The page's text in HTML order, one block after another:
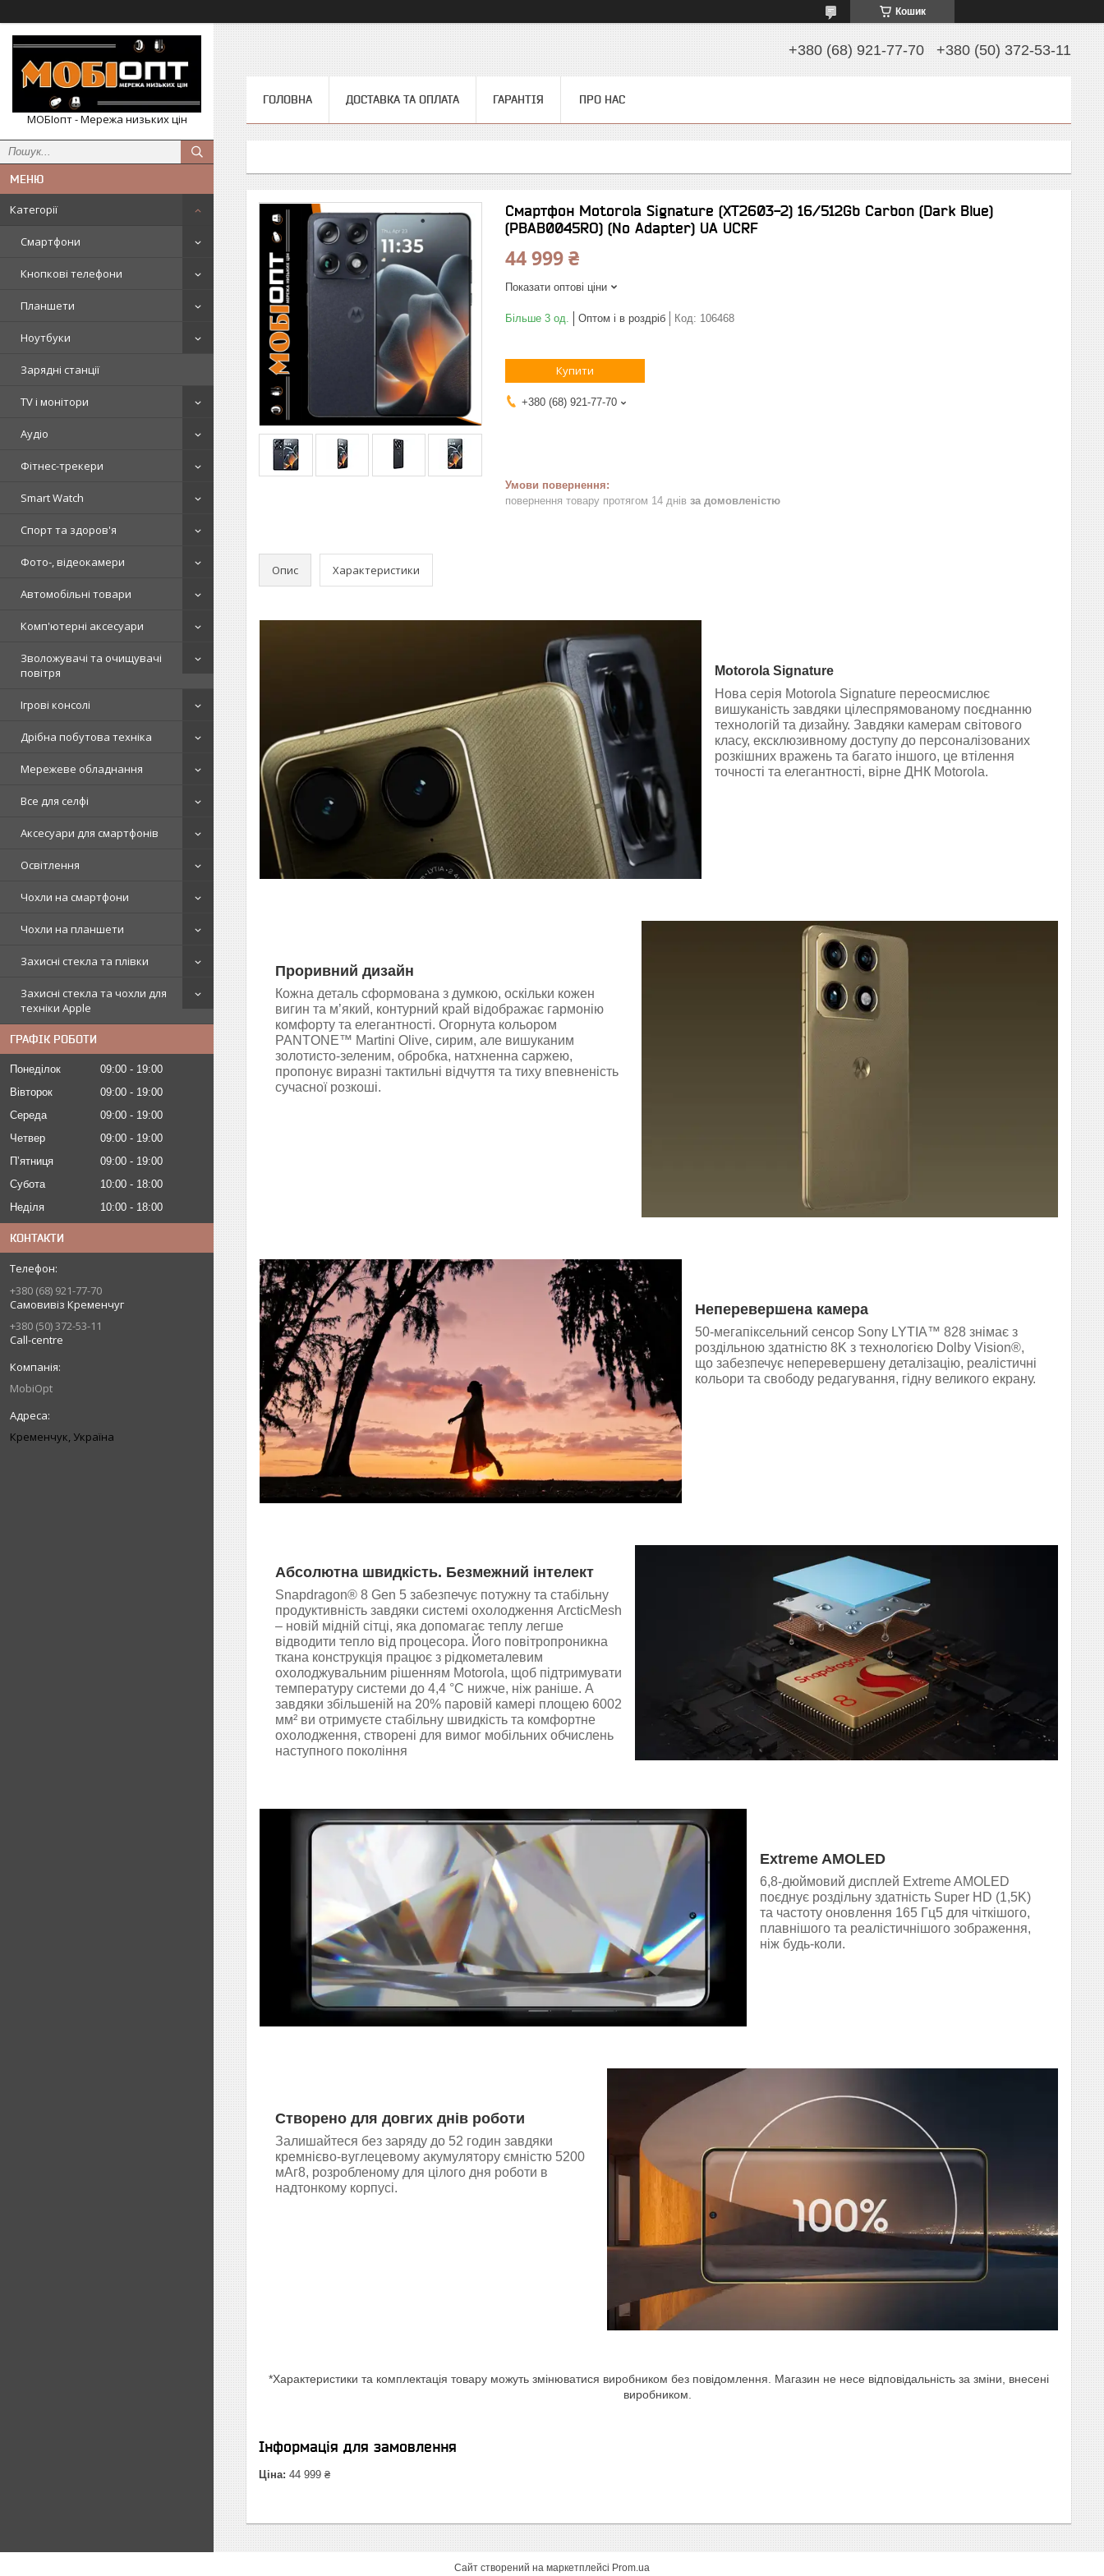
Кошик
МОБІопт - Мережа низьких цін
Категорії
Смартфони
Кнопкові телефони
Планшети
Ноутбуки
Зарядні станції
TV і монітори
Аудіо
Фітнес-трекери
Smart Watch
Спорт та здоров'я
Фото-, відеокамери
Автомобільні товари
Комп'ютерні аксесуари
Зволожувачі та очищувачі
повітря
Ігрові консолі
Дрібна побутова техніка
Мережеве обладнання
Все для селфі
Аксесуари для смартфонів
Освітлення
Чохли на смартфони
Чохли на планшети
Захисні стекла та плівки
Захисні стекла та чохли для
техніки Apple
ГРАФІК РОБОТИ
Понеділок 09:00
19:00
Вівторок
09:00
19:00
Середа
09:00
19:00
Четвер
09:00
19:00
Пʼятниця
09:00
19:00
Субота
10:00
18:00
Неділя
10:00 18:00
КОНТАКТИ
+380 (68) 921-77-70
Самовивіз Кременчуг
+380 (50) 372-53-11
Call-centre
MobiOpt
Кременчук, Україна
+380 (68) 921-77-70 +380 (50) 372-53-11
ГОЛОВНА ДОСТАВКА ТА ОПЛАТА ГАРАНТІЯ ПРО НАС
Смартфон Motorola Signature (XT2603-2) 16/512Gb Carbon (Dark Blue)
(PBAB0045RO) (No Adapter) UA UCRF
44 999 ₴
Показати оптові ціни
Більше 3 од. Оптом і в роздріб Код: 106468
Купити
+380 (68) 921-77-70
повернення товару протягом 14 днів за домовленістю
Опис Характеристики
Motorola Signature
Нова серія Motorola Signature переосмислює
вишуканість завдяки цілеспрямованому поєднанню
технологій та дизайну. Завдяки камерам світового
класу, ексклюзивному доступу до персоналізованих
розкішних вражень та багато іншого, це втілення
точності та елегантності, вірне ДНК Motorola.
Проривний дизайн
Кожна деталь сформована з думкою, оскільки кожен
вигин та м’який, контурний край відображає гармонію
комфорту та елегантності. Огорнута кольором
PANTONE™ Martini Olive, сирим, але вишуканим
золотисто-зеленим, обробка, натхненна саржею,
пропонує виразні тактильні відчуття та тиху впевненість
сучасної розкоші.
Неперевершена камера
50-мегапіксельний сенсор Sony LYTIA™ 828 знімає з
роздільною здатністю 8K з технологією Dolby Vision®,
що забезпечує неперевершену деталізацію, реалістичні
кольори та свободу редагування, гідну великого екрану.
Абсолютна швидкість. Безмежний інтелект
Snapdragon® 8 Gen 5 забезпечує потужну та стабільну
продуктивність завдяки системі охолодження ArcticMesh
– новій мідній сітці, яка допомагає теплу легше
відводити тепло від процесора. Його повітропроникна
ткана конструкція працює з рідкометалевим
охолоджувальним рішенням Motorola, щоб підтримувати
температуру системи до 4,4 °C нижче, ніж раніше. А
завдяки збільшеній на 20% паровій камері площею 6002
мм² ви отримуєте стабільну швидкість та комфортне
охолодження, створені для вимог мобільних обчислень
наступного покоління
Extreme AMOLED
6,8-дюймовий дисплей Extreme AMOLED
поєднує роздільну здатність Super HD (1,5K)
та частоту оновлення 165 Гц5 для чіткішого,
плавнішого та реалістичнішого зображення,
ніж будь-коли.
Створено для довгих днів роботи
Залишайтеся без заряду до 52 годин завдяки
кремнієво-вуглецевому акумулятору ємністю 5200
мАг8, розробленому для цілого дня роботи в
надтонкому корпусі.
*Характеристики та комплектація товару можуть змінюватися виробником без повідомлення. Магазин не несе відповідальність за зміни, внесені
виробником.
Інформація для замовлення
Ціна: 44 999 ₴
Сайт створений на маркетплейсі Prom.ua